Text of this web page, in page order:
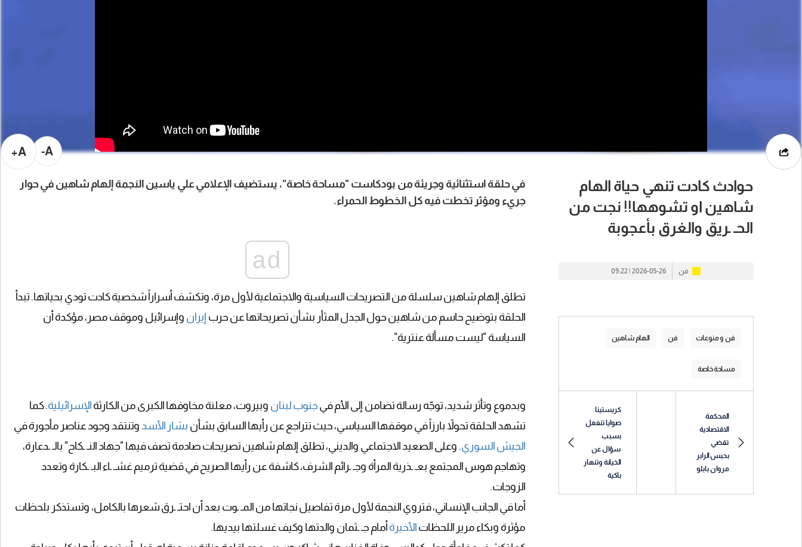
A-
A+
حوادث كادت تنهي حياة الهام
شاهين او تشوهها!! نجت من
الحـ ـريق والغرق بأعجوبة
فن 2026-05-26 | 09:22
فن و منوعات فن الهام شاهين
مساحة خاصة
المحكمة
الاقتصادية
تقضي
بحبس الرابر
مروان بابلو
كريستينا
صوايا تنفعل
بسبب
سؤال عن
الخيانة وتنهار
باكية
في حلقة استثنائية وجريئة من بودكاست "مساحة خاصة"، يستضيف الإعلامي علي ياسين النجمة إلهام شاهين في حوار
جريء ومؤثر تخطت فيه كل الخطوط الحمراء.
ad
تطلق إلهام شاهين سلسلة من التصريحات السياسية والاجتماعية لأول مرة، وتكشف أسراراً شخصية كادت تودي بحياتها. تبدأ
الحلقة بتوضيح حاسم من شاهين حول الجدل المثأر بشأن تصريحاتها عن حرب إيران وإسرائيل وموقف مصر، مؤكدة أن
السياسة "ليست مسألة عنترية".
وبدموع وتأثر شديد، توجّه رسالة تضامن إلى الأم في جنوب لبنان وبيروت، معلنة مخاوفها الكبرى من الكارثة الإسرائيلية. كما
تشهد الحلقة تحولاً بارزاً في موقفها السياسي، حيث تتراجع عن رأيها السابق بشأن بشار الأسد وتنتقد وجود عناصر مأجورة في
الجيش السوري. وعلى الصعيد الاجتماعي والديني، تطلق إلهام شاهين تصريحات صادمة تصف فيها "جهاد النـ ـكاح" بالـ ـدعارة،
وتهاجم هوس المجتمع بعـ ـذرية المرأة وجـ ـرائم الشرف، كاشفة عن رأيها الصريح في قضية ترميم غشـ ـاء البـ ـكارة وتعدد
الزوجات.
أما في الجانب الإنساني، فتروي النجمة لأول مرة تفاصيل نجاتها من المـ ـوت بعد أن احتـ ـرق شعرها بالكامل، وتستذكر بلحظات
مؤثرة وبكاء مرير اللحظات الأخيرة أمام جـ ـثمان والدتها وكيف غسلتها بيديها.